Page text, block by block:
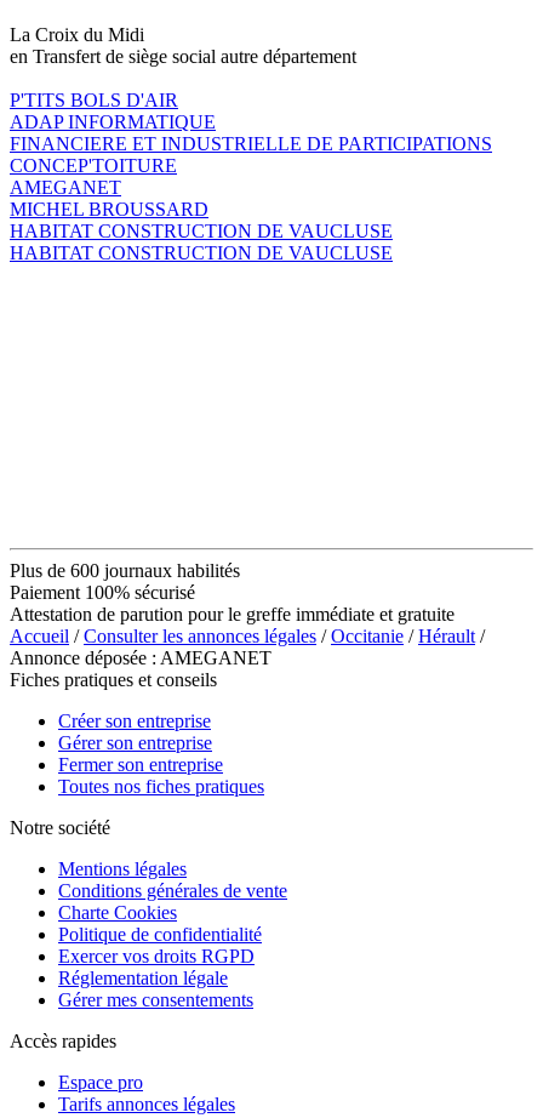
La Croix du Midi
en Transfert de siège social autre département
P'TITS BOLS D'AIR
ADAP INFORMATIQUE
FINANCIERE ET INDUSTRIELLE DE PARTICIPATIONS
CONCEP'TOITURE
AMEGANET
MICHEL BROUSSARD
HABITAT CONSTRUCTION DE VAUCLUSE
HABITAT CONSTRUCTION DE VAUCLUSE
Plus de 600 journaux habilités
Paiement 100% sécurisé
Attestation de parution pour le greffe immédiate et gratuite
Accueil /Consulter les annonces légales /Occitanie /Hérault /
Annonce déposée : AMEGANET
Fiches pratiques et conseils
Créer son entreprise
Gérer son entreprise
Fermer son entreprise
Toutes nos fiches pratiques
Notre société
Mentions légales
Conditions générales de vente
Charte Cookies
Politique de confidentialité
Exercer vos droits RGPD
Réglementation légale
Gérer mes consentements
Accès rapides
Espace pro
Tarifs annonces légales